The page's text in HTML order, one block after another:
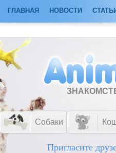
ГЛАВНАЯ НОВОСТИ
Собаки
Пригласите